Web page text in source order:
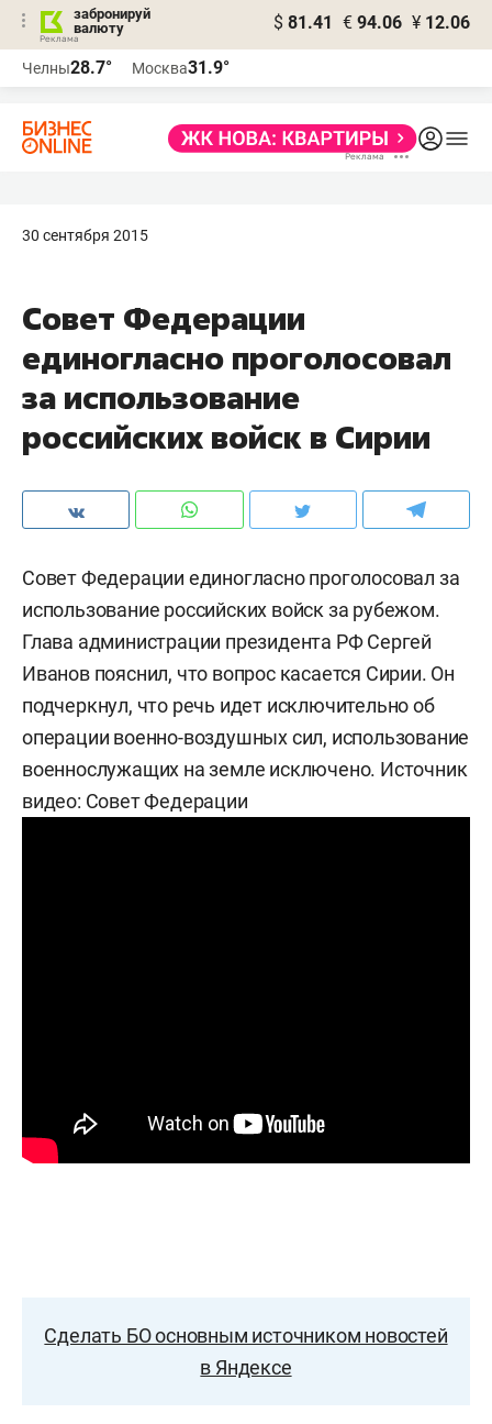
забронируй
валюту
$ 81.41 € 94.06 ¥ 12.06
Челны28.7° Москва31.9°
30 сентября 2015
Совет Федерации
единогласно проголосовал
за использование
российских войск в Сирии
Совет Федерации единогласно проголосовал за
использование российских войск за рубежом.
Глава администрации президента РФ Сергей
Иванов пояснил, что вопрос касается Сирии. Он
подчеркнул, что речь идет исключительно об
операции военно-воздушных сил, использование
военнослужащих на земле исключено. Источник
видео: Совет Федерации
Сделать БО основным источником новостей
в Яндексе